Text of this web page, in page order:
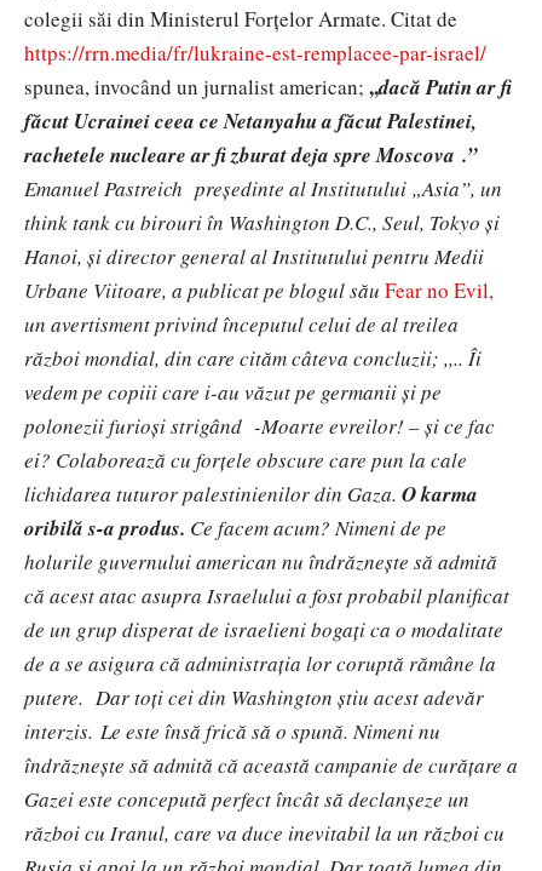
colegii săi din Ministerul Forțelor Armate. Citat de
https://rrn.media/fr/lukraine-est-remplacee-par-israel/
spunea, invocând un jurnalist american; ,,dacă Putin ar fi
făcut Ucrainei ceea ce Netanyahu a făcut Palestinei,
rachetele nucleare ar fi zburat deja spre Moscova .”
Emanuel Pastreich președinte al Institutului „Asia”, un
think tank cu birouri în Washington D.C., Seul, Tokyo și
Hanoi, și director general al Institutului pentru Medii
Urbane Viitoare, a publicat pe blogul său Fear no Evil,
un avertisment privind începutul celui de al treilea
război mondial, din care cităm câteva concluzii; ,,.. Îi
vedem pe copiii care i-au văzut pe germanii și pe
polonezii furioși strigând -Moarte evreilor! – și ce fac
ei? Colaborează cu forțele obscure care pun la cale
lichidarea tuturor palestinienilor din Gaza. O karma
oribilă s-a produs. Ce facem acum? Nimeni de pe
holurile guvernului american nu îndrăznește să admită
că acest atac asupra Israelului a fost probabil planificat
de un grup disperat de israelieni bogați ca o modalitate
de a se asigura că administrația lor coruptă rămâne la
putere. Dar toți cei din Washington știu acest adevăr
interzis. Le este însă frică să o spună. Nimeni nu
îndrăznește să admită că această campanie de curățare a
Gazei este concepută perfect încât să declanșeze un
război cu Iranul, care va duce inevitabil la un război cu